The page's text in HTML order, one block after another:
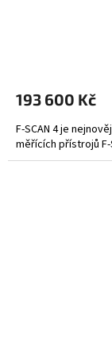
je
z
5
hvězdiček.
193 600 Kč
F-SCAN 4 je
měřících přístrojů